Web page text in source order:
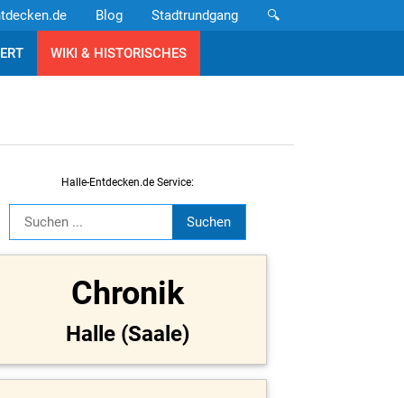
🔍
Stadtrundgang
Blog
WIKI & HISTORISCHES
Halle-Entdecken.de Service:
Chronik
Halle (Saale)